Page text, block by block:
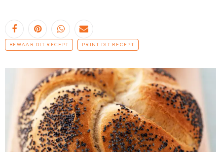
BEWAAR DIT RECEPT PRINT DIT RECEPT